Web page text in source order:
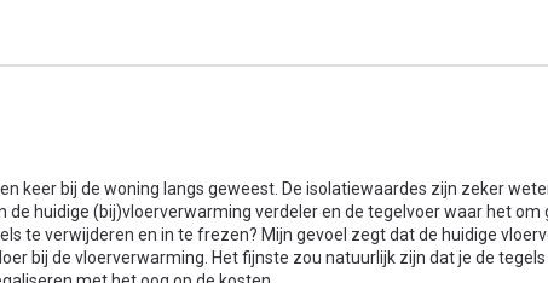
keer bij de woning langs geweest. De isolatiewaardes zijn zeker
de huidige (bij)vloerverwarming verdeler en de tegelvoer waar het om
te verwijderen en in te frezen? Mijn gevoel zegt dat de huidige
bij de vloerverwarming. Het fijnste zou natuurlijk zijn dat je de